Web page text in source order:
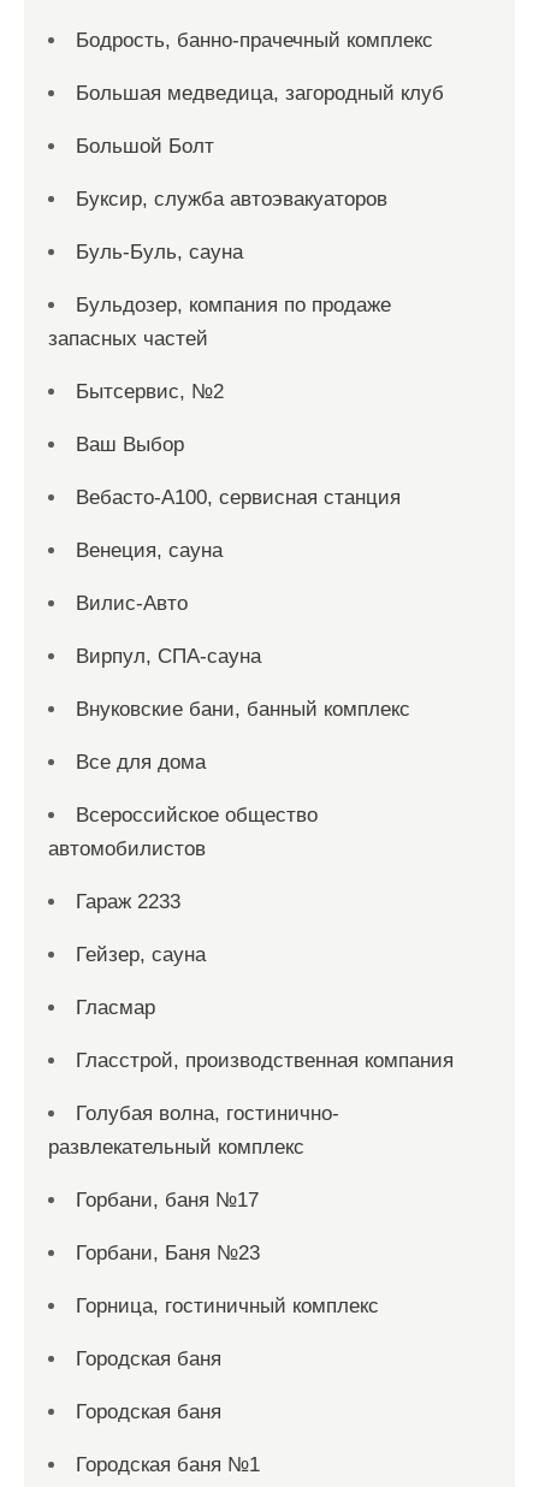
Бодрость, банно-прачечный комплекс
Большая медведица, загородный клуб
Большой Болт
Буксир, служба автоэвакуаторов
Буль-Буль, сауна
Бульдозер, компания по продаже
запасных частей
Бытсервис, №2
Ваш Выбор
Вебасто-А100, сервисная станция
Венеция, сауна
Вилис-Авто
Вирпул, СПА-сауна
Внуковские бани, банный комплекс
Все для дома
Всероссийское общество
автомобилистов
Гараж 2233
Гейзер, сауна
Гласмар
Гласстрой, производственная компания
Голубая волна, гостинично-
развлекательный комплекс
Горбани, баня №17
Горбани, Баня №23
Горница, гостиничный комплекс
Городская баня
Городская баня
Городская баня №1